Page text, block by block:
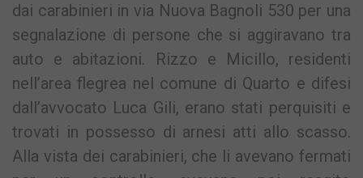
dai carabinieri in via Nuova Bagnoli 530 per una
segnalazione di persone che si aggiravano tra
auto e abitazioni. Rizzo e Micillo, residenti
nell’area flegrea nel comune di Quarto e difesi
dall’avvocato Luca Gili, erano stati perquisiti e
trovati in possesso di arnesi atti allo scasso.
Alla vista dei carabinieri, che li avevano fermati